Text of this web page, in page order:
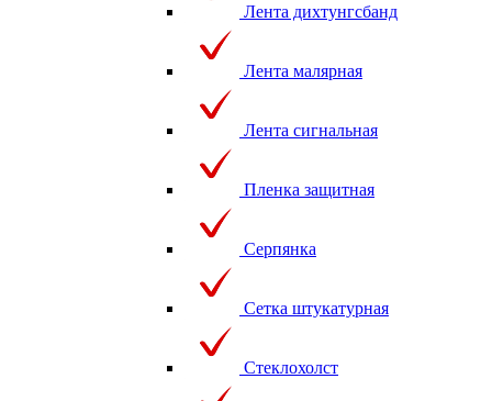
Лента дихтунгсбанд
Лента малярная
Лента сигнальная
Пленка защитная
Серпянка
Сетка штукатурная
Стеклохолст